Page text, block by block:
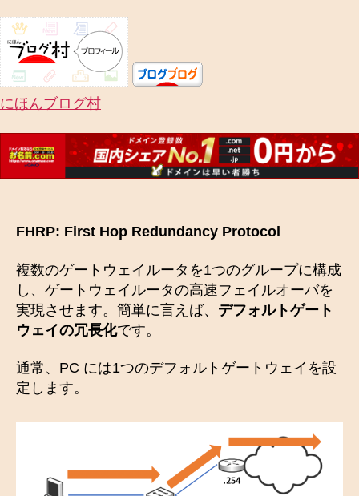
にほんブログ村
FHRP: First Hop Redundancy Protocol
複数のゲートウェイルータを1つのグループに構成
し、ゲートウェイルータの高速フェイルオーバを
実現させます。簡単に言えば、 デフォルトゲート
ウェイの冗長化です。
通常、PC には1つのデフォルトゲートウェイを設
定します。